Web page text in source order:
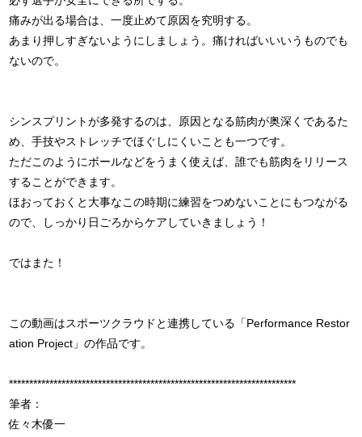
痛みが出る場合は、一度止めて原因を究明する。
あまり押しすぎないようにしましょう。痛ければいいいうものでも
ないので。
シンスプリントが多発するのは、原因となる筋肉が奥深くであるた
め、手技やストレッチでほぐしにくいことも一つです。
ただこのようにボールなどをうまく使えば、誰でも筋肉をリリース
することができます。
ほおっておくと大事なこの時期に練習をつめないことにもつながる
ので、しっかり日ごろからケアしていきましょう！
ではまた！
この動画はスポーツクラウドと連携している「Performance Restor
ation Project」の作品です。
***********************************************************************
筆者：
佐々木優一